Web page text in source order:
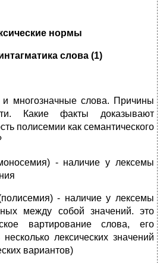
нормы
слова (1)
многозначные слова. Причины
Какие факты доказывают
полисемии как семантического
- наличие у лексемы
- наличие у лексемы
между собой значений. это
вартирование слова, его
лексических значений
вариантов)